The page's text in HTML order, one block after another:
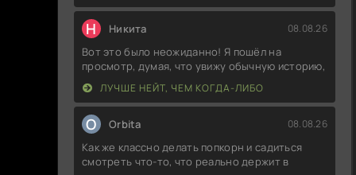
Н Никита 08.08.26
Вот это было неожиданно! Я пошёл на
просмотр, думая, что увижу обычную историю,
ЛУЧШЕ НЕЙТ, ЧЕМ КОГДА-ЛИБО
O Orbita 08.08.26
Как же классно делать попкорн и садиться
смотреть что-то, что реально держит в